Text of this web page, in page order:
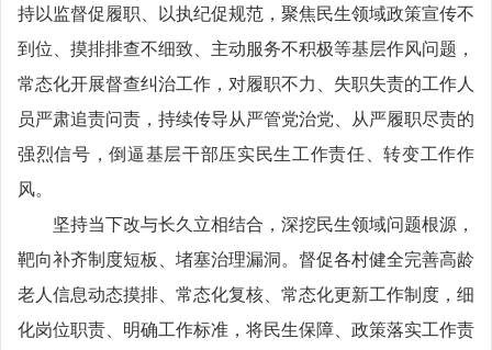
持以监督促履职、以执纪促规范，聚焦民生领域政策宣传不
到位、摸排排查不细致、主动服务不积极等基层作风问题，
常态化开展督查纠治工作，对履职不力、失职失责的工作人
员严肃追责问责，持续传导从严管党治党、从严履职尽责的
强烈信号，倒逼基层干部压实民生工作责任、转变工作作
风。
坚持当下改与长久立相结合，深挖民生领域问题根源，
靶向补齐制度短板、堵塞治理漏洞。督促各村健全完善高龄
老人信息动态摸排、常态化复核、常态化更新工作制度，细
化岗位职责、明确工作标准，将民生保障、政策落实工作责